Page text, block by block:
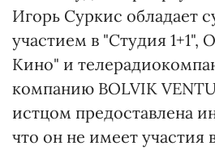
Игорь Суркис обладает
участием в "Студия
Кино" и
компанию BOLVIK
истцом предоставлена
что он не имеет участия